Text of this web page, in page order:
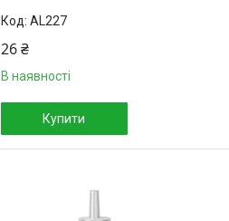
AL227
26 ₴
В наявності
Купити